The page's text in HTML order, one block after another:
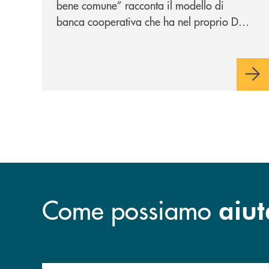
ESG. Per noi è fare la cosa
bene comune” racconta il modello di
banca cooperativa che ha nel proprio DNA
Come possiamo